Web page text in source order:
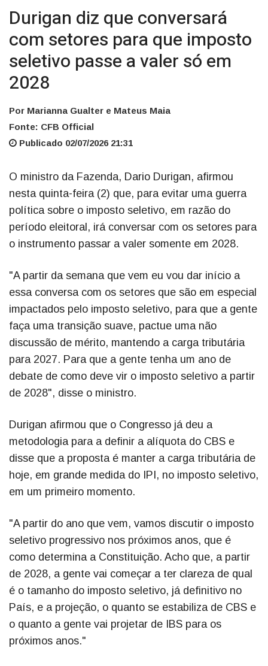
Durigan diz que conversará
com setores para que imposto
seletivo passe a valer só em
2028
Por Marianna Gualter e Mateus Maia
Fonte: CFB Official
Publicado 02/07/2026 21:31
O ministro da Fazenda, Dario Durigan, afirmou
nesta quinta-feira (2) que, para evitar uma guerra
política sobre o imposto seletivo, em razão do
período eleitoral, irá conversar com os setores para
o instrumento passar a valer somente em 2028.
"A partir da semana que vem eu vou dar início a
essa conversa com os setores que são em especial
impactados pelo imposto seletivo, para que a gente
faça uma transição suave, pactue uma não
discussão de mérito, mantendo a carga tributária
para 2027. Para que a gente tenha um ano de
debate de como deve vir o imposto seletivo a partir
de 2028", disse o ministro.
Durigan afirmou que o Congresso já deu a
metodologia para a definir a alíquota do CBS e
disse que a proposta é manter a carga tributária de
hoje, em grande medida do IPI, no imposto seletivo,
em um primeiro momento.
"A partir do ano que vem, vamos discutir o imposto
seletivo progressivo nos próximos anos, que é
como determina a Constituição. Acho que, a partir
de 2028, a gente vai começar a ter clareza de qual
é o tamanho do imposto seletivo, já definitivo no
País, e a projeção, o quanto se estabiliza de CBS e
o quanto a gente vai projetar de IBS para os
próximos anos."